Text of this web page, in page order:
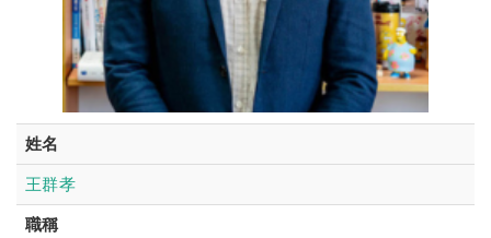
姓名
王群孝
職稱